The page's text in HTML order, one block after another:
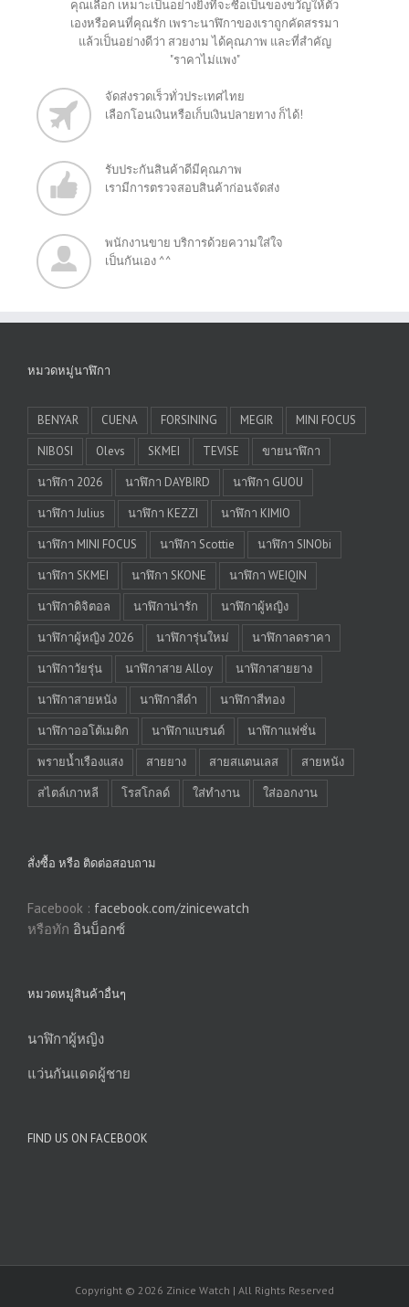
คุณเลือก เหมาะเป็นอย่างยิ่งที่จะซื้อเป็นของขวัญให้ตัว
เองหรือคนที่คุณรัก เพราะนาฬิกาของเราถูกคัดสรรมา
แล้วเป็นอย่างดีว่า สวยงาม ได้คุณภาพ และที่สำคัญ
"ราคาไม่แพง"
จัดส่งรวดเร็วทั่วประเทศไทย
เลือกโอนเงินหรือเก็บเงินปลายทาง ก็ได้!
รับประกันสินค้าดีมีคุณภาพ
เรามีการตรวจสอบสินค้าก่อนจัดส่ง
พนักงานขาย บริการด้วยความใส่ใจ
เป็นกันเอง ^^
หมวดหมู่นาฬิกา
BENYAR CUENA FORSINING MEGIR
MINI FOCUS
NIBOSI
Olevs SKMEI TEVISE
ขายนาฬิกา
นาฬิกา 2026
นาฬิกา DAYBIRD
นาฬิกา GUOU
นาฬิกา Julius
นาฬิกา KEZZI
นาฬิกา KIMIO
นาฬิกา MINI FOCUS
นาฬิกา Scottie
นาฬิกา SINObi
นาฬิกา SKMEI
นาฬิกา SKONE
นาฬิกา WEIQIN
นาฬิกาดิจิตอล
นาฬิกาน่ารัก
นาฬิกาผู้หญิง
นาฬิกาผู้หญิง 2026
นาฬิการุ่นใหม่
นาฬิกาลดราคา
นาฬิกาวัยรุ่น
นาฬิกาสาย Alloy
นาฬิกาสายยาง
นาฬิกาสายหนัง
นาฬิกาสีดำ
นาฬิกาสีทอง
นาฬิกาออโต้เมติก
นาฬิกาแบรนด์
นาฬิกาแฟชั่น
พรายน้ำเรืองแสง
สายยาง สายสแตนเลส
สายหนัง
สไตล์เกาหลี
โรสโกลด์ ใส่ทำงาน ใส่ออกงาน
สั่งซื้อ หรือ ติดต่อสอบถาม
Facebook : facebook.com/zinicewatch
หรือทัก อินบ็อกซ์
หมวดหมู่สินค้าอื่นๆ
นาฬิกาผู้หญิง
แว่นกันแดดผู้ชาย
FIND US ON FACEBOOK
Copyright © 2026 Zinice Watch | All Rights Reserved